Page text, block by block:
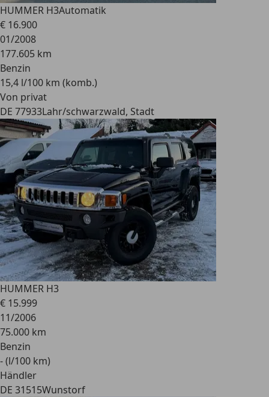
HUMMER H3Automatik
€ 16.900
01/2008
177.605 km
Benzin
15,4 l/100 km (komb.)
Von privat
DE 77933Lahr/schwarzwald, Stadt
HUMMER H3
€ 15.999
11/2006
75.000 km
Benzin
- (l/100 km)
Händler
DE 31515Wunstorf